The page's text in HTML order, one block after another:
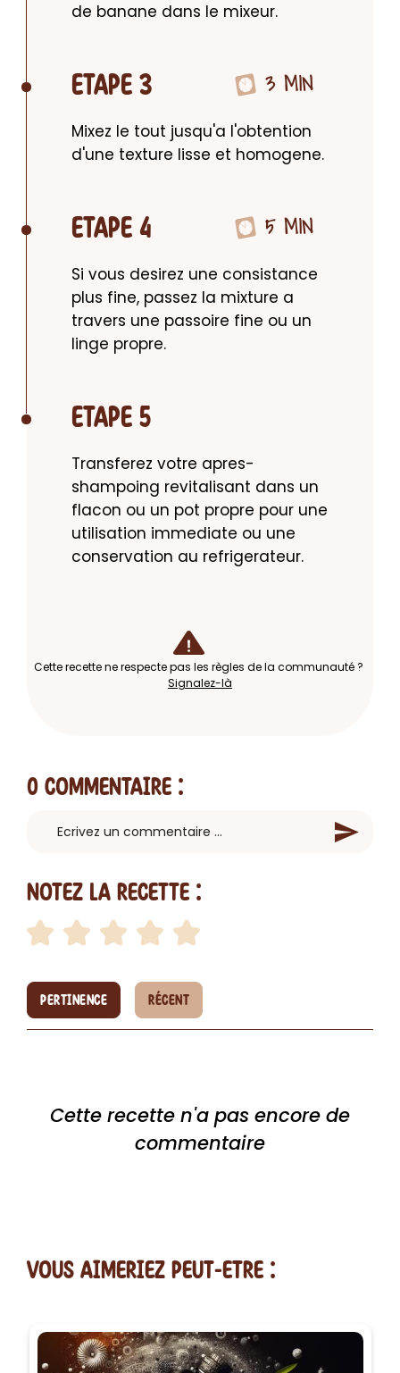
de banane dans le mixeur.
ETAPE 3 3 MIN
Mixez le tout jusqu'a l'obtention
d'une texture lisse et homogene.
ETAPE 4 5 MIN
Si vous desirez une consistance
plus fine, passez la mixture a
travers une passoire fine ou un
linge propre.
ETAPE 5
Transferez votre apres-
shampoing revitalisant dans un
flacon ou un pot propre pour une
utilisation immediate ou une
conservation au refrigerateur.
Cette recette ne respecte pas les règles de la communauté ?
Signalez-là
0 Commentaire :
Notez la recette :
PERTINENCE RÉCENT
Cette recette n'a pas encore de
commentaire
vous AIMERiEZ PEUT-ETRE :